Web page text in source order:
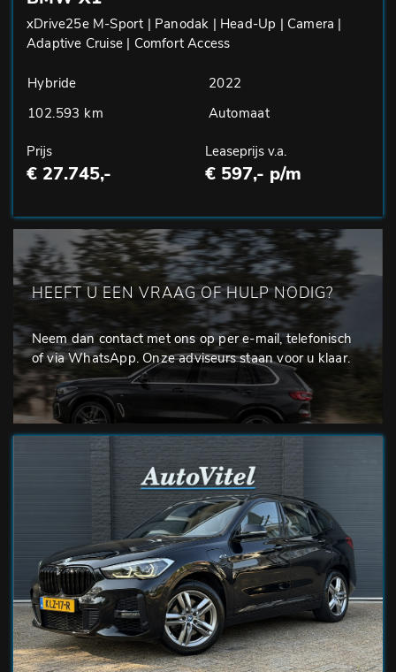
xDrive25e M-Sport | Panodak | Head-Up | Camera |
Adaptive Cruise | Comfort Access
Hybride
2022
102.593 km
Automaat
Prijs
€ 27.745,-
Leaseprijs v.a.
€ 597,- p/m
HEEFT U EEN VRAAG OF HULP NODIG?
Neem dan contact met ons op per e-mail, telefonisch
of via WhatsApp. Onze adviseurs staan voor u klaar.